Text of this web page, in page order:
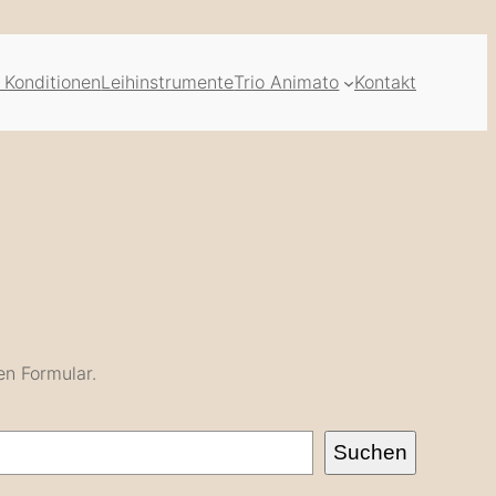
LeihinstrumenteTrio Animato Kontakt
Formular.
Suchen